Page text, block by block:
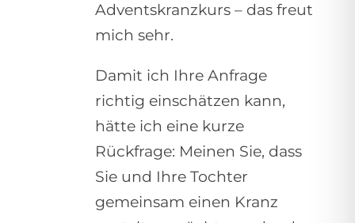
Adventskranzkurs – das freut
mich sehr.
Damit ich Ihre Anfrage
richtig einschätzen kann,
hätte ich eine kurze
Rückfrage: Meinen Sie, dass
Sie und Ihre Tochter
gemeinsam einen Kranz